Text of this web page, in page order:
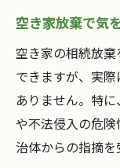
空き家
管理に困っ
空き家
説
空き家
空き家放棄で気
空き家の相続放
できますが、実
ありません。特
や不法侵入の危
治体からの指摘を